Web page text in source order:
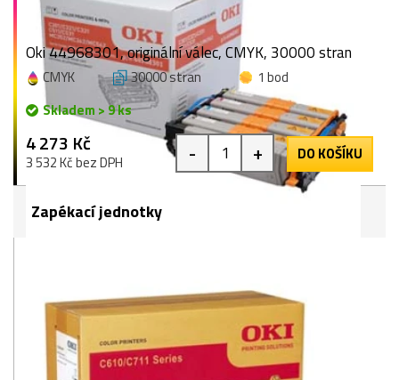
Oki 44968301, originální válec, CMYK, 30000 stran
CMYK 30000 stran
1 bod
Skladem > 9 ks
4 273 Kč
3 532 Kč bez DPH - + DO KOŠÍKU
Zapékací jednotky